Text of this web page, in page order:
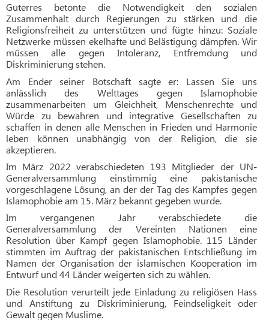
Guterres betonte die Notwendigkeit den sozialen
Zusammenhalt durch Regierungen zu stärken und die
Religionsfreiheit zu unterstützen und fügte hinzu: Soziale
Netzwerke müssen ekelhafte und Belästigung dämpfen. Wir
müssen alle gegen Intoleranz, Entfremdung und
Diskriminierung stehen.
Am Ender seiner Botschaft sagte er: Lassen Sie uns
anlässlich des Welttages gegen Islamophobie
zusammenarbeiten um Gleichheit, Menschenrechte und
Würde zu bewahren und integrative Gesellschaften zu
schaffen in denen alle Menschen in Frieden und Harmonie
leben können unabhängig von der Religion, die sie
akzeptieren.
Im März 2022 verabschiedeten 193 Mitglieder der UN-
Generalversammlung einstimmig eine pakistanische
vorgeschlagene Lösung, an der der Tag des Kampfes gegen
Islamophobie am 15. März bekannt gegeben wurde.
Im vergangenen Jahr verabschiedete die
Generalversammlung der Vereinten Nationen eine
Resolution über Kampf gegen Islamophobie. 115 Länder
stimmten im Auftrag der pakistanischen Entschließung im
Namen der Organisation der islamischen Kooperation im
Entwurf und 44 Länder weigerten sich zu wählen.
Die Resolution verurteilt jede Einladung zu religiösen Hass
und Anstiftung zu Diskriminierung, Feindseligkeit oder
Gewalt gegen Muslime.